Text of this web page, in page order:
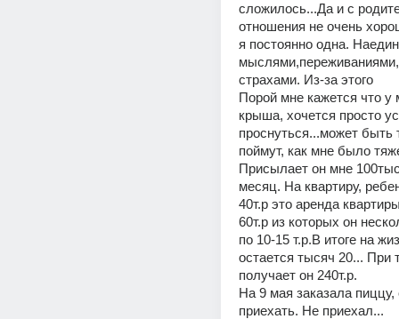
сложилось...Да и с
отношения не очень
я постоянно одна.
страхами. Из-за этого
Порой мне кажется что у
крыша, хочется просто
проснуться...может быть
поймут, как мне было
Присылает он мне
месяц. На квартиру,
40т.р это аренда
60т.р из которых он
по 10-15 т.р.В итоге на
остается тысяч 20... При
получает он 240т.р.
На 9 мая заказала
приехать. Не приехал...